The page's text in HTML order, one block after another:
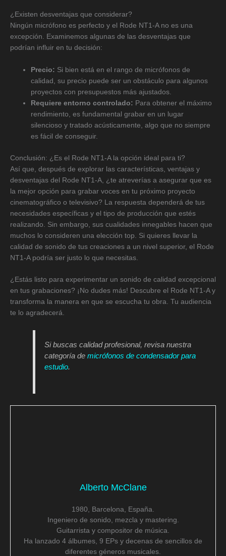
¿Existen desventajas que considerar?
Ningún micrófono es perfecto y el Rode NT1-A no es una
excepción. Examinemos algunas de las desventajas que
podrían influir en tu decisión:
Precio: Si bien está en el rango de micrófonos de
calidad, su precio puede ser un obstáculo para algunos
proyectos con presupuestos más ajustados.
Requiere entorno controlado: Para obtener el máximo
rendimiento, es fundamental grabar en un lugar
silencioso y tratado acústicamente, algo que no siempre
es fácil de conseguir.
Conclusión: ¿Es el Rode NT1-A la opción ideal para ti?
Así que, después de explorar las características, ventajas y
desventajas del Rode NT1-A, ¿te atreverías a asegurar que es
la mejor opción para grabar voces en tu próximo proyecto
cinematográfico o televisivo? La respuesta dependerá de tus
necesidades específicas y el tipo de producción que estés
realizando. Sin embargo, sus cualidades innegables hacen que
muchos lo consideren una elección top. Si quieres llevar la
calidad de sonido de tus creaciones a un nivel superior, el Rode
NT1-A podría ser justo lo que necesitas.
¿Estás listo para experimentar un sonido de calidad excepcional
en tus grabaciones? ¡No dudes más! Descubre el Rode NT1-A y
transforma la manera en que se escucha tu obra. Tu audiencia
te lo agradecerá.
Si buscas calidad profesional, revisa nuestra
categoría demicrófonos de condensador para
estudio.
Alberto McClane
1980, Barcelona, España.
Ingeniero de sonido, mezcla y mastering.
Guitarrista y compositor de música.
Ha lanzado 4 álbumes, 9 EPs y decenas de sencillos de
diferentes géneros musicales.